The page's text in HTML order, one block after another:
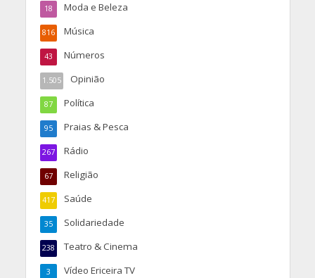
Moda e Beleza
18
Música
816
Números
43
Opinião
1.505
Política
87
Praias & Pesca
95
Rádio
267
Religião
67
Saúde
417
Solidariedade
35
Teatro & Cinema
238
Vídeo Ericeira TV
3